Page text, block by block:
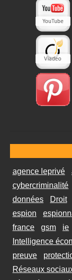
agence leprivé
cybercriminalité
données
Droit
espion
france
gsm ie
Intelligence
preuve
Réseaux